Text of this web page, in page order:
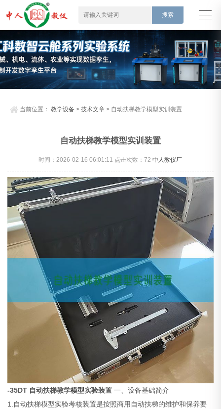
当前位置：教学设备 >技术文章 > 自动扶梯教学模型实训装置
自动扶梯教学模型实训装置
时间：2026-02-16 06:01:11 点击次数：72中人教仪厂
-35DT 自动扶梯教学模型实验装置 一、设备基础简介
1.自动扶梯模型实验考核装置是按照商用自动扶梯的维护和保养要